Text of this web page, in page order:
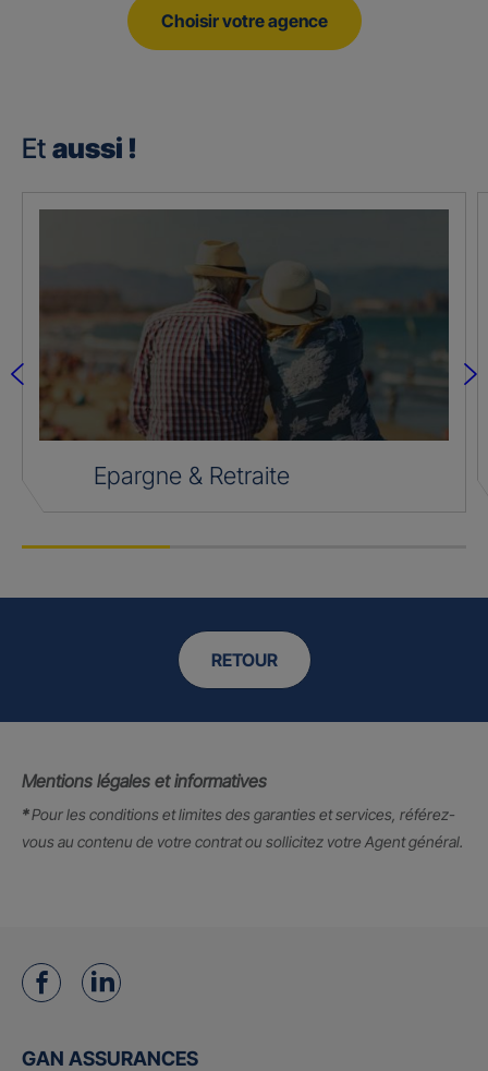
Choisir votre agence
Et aussi !
Epargne & Retraite
RETOUR
Mentions légales et informatives
*Pour les conditions et limites des garanties et services, référez-
vous au contenu de votre contrat ou sollicitez votre Agent général.
GAN ASSURANCES